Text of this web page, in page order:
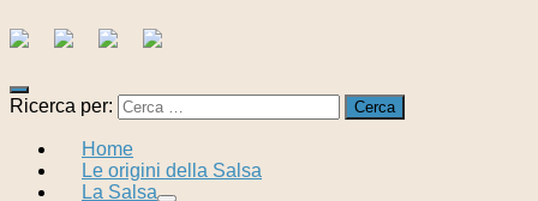
Ricerca per:
Home
Le origini della Salsa
La Salsa